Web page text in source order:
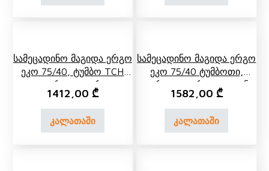
Სამეცადინო Მაგიდა Ერგო
Ეკო 75/40, Ტუმბო TCH
04, Გვერდითა Ერთ Და
Უკანა Ორი Ორ Იარუსიანი
Თარო
1412,00 ₾
კალათაში
Სამეცადინო Მაგიდა Ერგო
Ეკო 75/40 Ტუმბოთი,
Გვერდითა Ერთ Და Უკანა
Ორი Ორ Იარუსიანი
Თაროთი
1582,00 ₾
კალათაში